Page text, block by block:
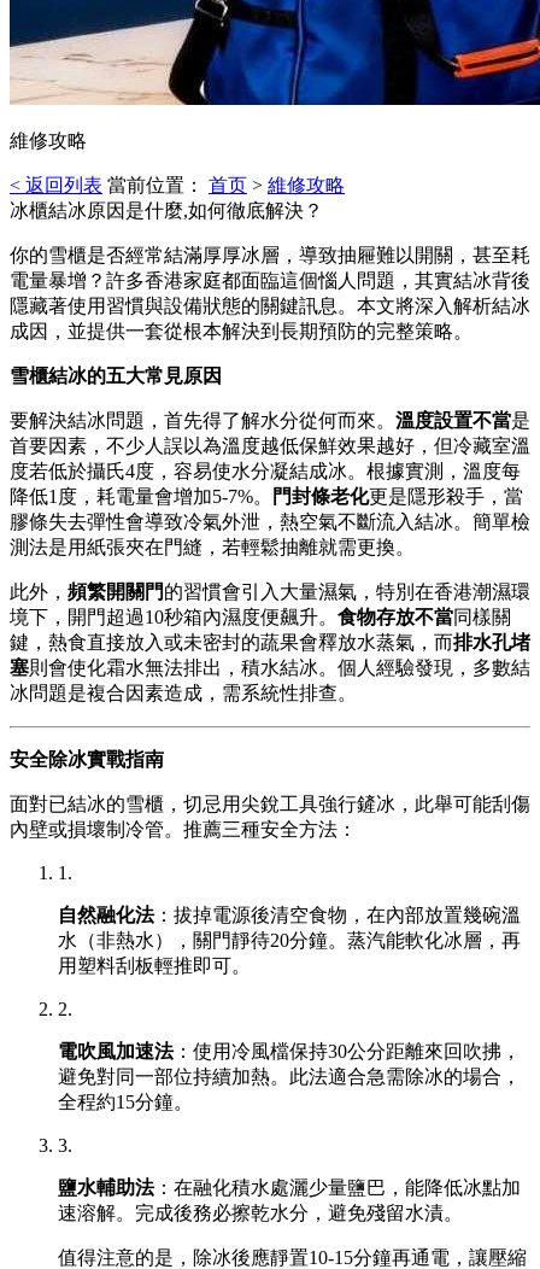
維修攻略
< 返回列表 當前位置： 首页 > 維修攻略
冰櫃結冰原因是什麼,如何徹底解決？
你的雪櫃是否經常結滿厚厚冰層，導致抽屜難以開關，甚至耗
電量暴增？許多香港家庭都面臨這個惱人問題，其實結冰背後
隱藏著使用習慣與設備狀態的關鍵訊息。本文將深入解析結冰
成因，並提供一套從根本解決到長期預防的完整策略。
雪櫃結冰的五大常見原因
要解決結冰問題，首先得了解水分從何而來。 溫度設置不當是
首要因素，不少人誤以為溫度越低保鮮效果越好，但冷藏室溫
度若低於攝氏4度，容易使水分凝結成冰。根據實測，溫度每
降低1度，耗電量會增加5-7%。
門封條老化更是隱形殺手，當
膠條失去彈性會導致冷氣外泄，熱空氣不斷流入結冰。簡單檢
測法是用紙張夾在門縫，若輕鬆抽離就需更換。
此外， 頻繁開關門的習慣會引入大量濕氣，特別在香港潮濕環
境下，開門超過10秒箱內濕度便飆升。 食物存放不當同樣關
鍵，熱食直接放入或未密封的蔬果會釋放水蒸氣，而排水孔堵
塞則會使化霜水無法排出，積水結冰。個人經驗發現，多數結
冰問題是複合因素造成，需系統性排查。
安全除冰實戰指南
面對已結冰的雪櫃，切忌用尖銳工具強行鏟冰，此舉可能刮傷
內壁或損壞制冷管。推薦三種安全方法：
1.
自然融化法：拔掉電源後清空食物，在內部放置幾碗溫
水（非熱水），關門靜待20分鐘。蒸汽能軟化冰層，再
用塑料刮板輕推即可。
2.
電吹風加速法：使用冷風檔保持30公分距離來回吹拂，
避免對同一部位持續加熱。此法適合急需除冰的場合，
全程約15分鐘。
3.
鹽水輔助法：在融化積水處灑少量鹽巴，能降低冰點加
速溶解。完成後務必擦乾水分，避免殘留水漬。
值得注意的是，除冰後應靜置10-15分鐘再通電，讓壓縮